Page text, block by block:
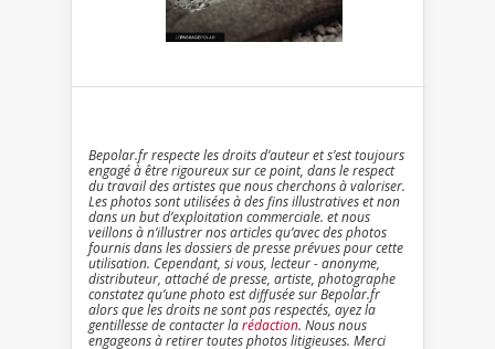
Bepolar.fr respecte les droits d’auteur et s’est toujours
engagé à être rigoureux sur ce point, dans le respect
du travail des artistes que nous cherchons à valoriser.
Les photos sont utilisées à des fins illustratives et non
dans un but d’exploitation commerciale. et nous
veillons à n’illustrer nos articles qu’avec des photos
fournis dans les dossiers de presse prévues pour cette
utilisation. Cependant, si vous, lecteur - anonyme,
distributeur, attaché de presse, artiste, photographe
constatez qu’une photo est diffusée sur Bepolar.fr
alors que les droits ne sont pas respectés, ayez la
gentillesse de contacter larédaction. Nous nous
engageons à retirer toutes photos litigieuses. Merci